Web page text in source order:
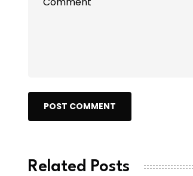
POST COMMENT
Related Posts